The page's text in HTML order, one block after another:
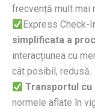
frecvență mult mai
Express
simplificata a
interacțiunea cu
cât posibil, redusă.
Transportul cu
normele aflate în